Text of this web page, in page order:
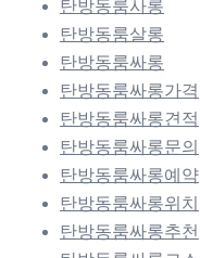
탄방동룸사롱
탄방동룸살롱
탄방동룸싸롱
탄방동룸싸롱가격
탄방동룸싸롱견적
탄방동룸싸롱문의
탄방동룸싸롱예약
탄방동룸싸롱위치
탄방동룸싸롱추천